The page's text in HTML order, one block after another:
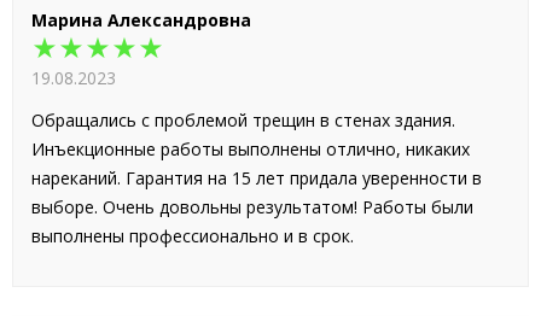
Марина Александровна
★★★★★
19.08.2023
Обращались с проблемой трещин в стенах здания.
Инъекционные работы выполнены отлично, никаких
нареканий. Гарантия на 15 лет придала уверенности в
выборе. Очень довольны результатом! Работы были
выполнены профессионально и в срок.